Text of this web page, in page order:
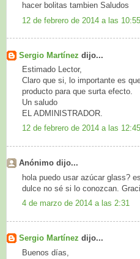
hacer bolitas tambien Saludos
12 de febrero de 2014 a las 10:55
Sergio Martínez dijo...
Estimado Lector,
Claro que si, lo importante es
producto para que surta efecto.
Un saludo
EL ADMINISTRADOR.
12 de febrero de 2014 a las 12:45
Anónimo dijo...
hola puedo usar azúcar glass?
dulce no sé si lo conozcan.
4 de marzo de 2014 a las 2:31
Sergio Martínez dijo...
Buenos días,